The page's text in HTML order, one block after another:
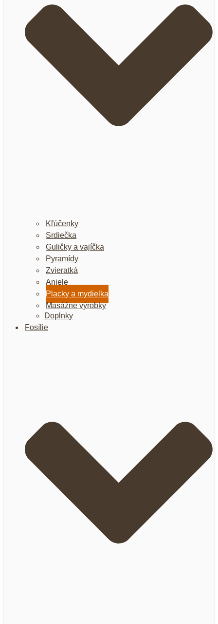
Kľúčenky
Srdiečka
Guličky a vajíčka
Pyramídy
Zvieratká
Anjele
Placky a mydielka
Masážne výrobky
Doplnky
Fosílie